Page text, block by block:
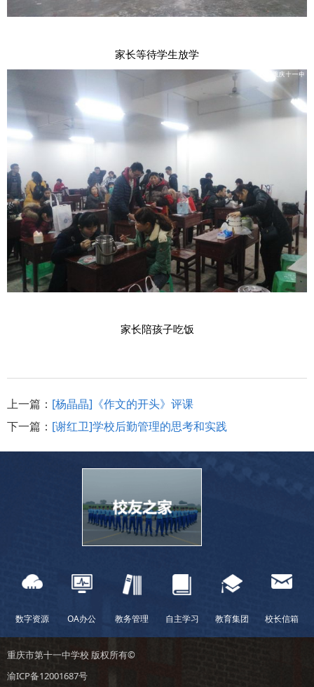
家长等待学生放学
家长陪孩子吃饭
上一篇： [杨晶晶]《作文的开头》评课
下一篇： [谢红卫]学校后勤管理的思考和实践
数字资源 OA办公 教务管理 自主学习 教育集团 校长信箱
重庆市第十一中学校 版权所有©
渝ICP备12001687号